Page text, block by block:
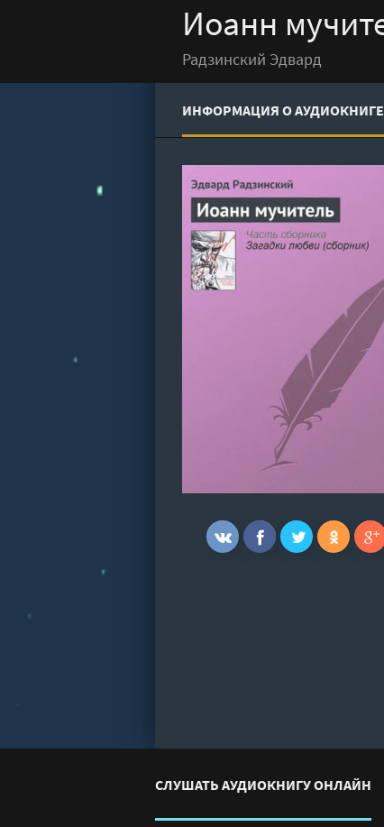
Иоанн
Радзинский Эдвард
ИНФОРМАЦИЯ О АУДИОКНИГЕ
СЛУШАТЬ АУДИОКНИГУ ОНЛАЙН